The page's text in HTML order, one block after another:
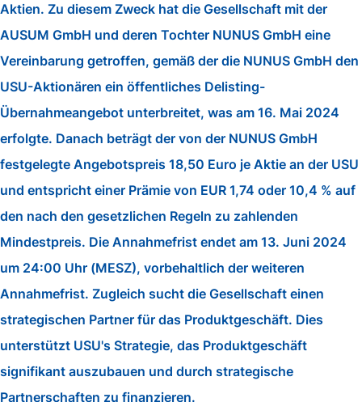
Aktien. Zu diesem Zweck hat die Gesellschaft mit der
AUSUM GmbH und deren Tochter NUNUS GmbH eine
Vereinbarung getroffen, gemäß der die NUNUS GmbH den
USU-Aktionären ein öffentliches Delisting-
Übernahmeangebot unterbreitet, was am 16. Mai 2024
erfolgte. Danach beträgt der von der NUNUS GmbH
festgelegte Angebotspreis 18,50 Euro je Aktie an der USU
und entspricht einer Prämie von EUR 1,74 oder 10,4 % auf
den nach den gesetzlichen Regeln zu zahlenden
Mindestpreis. Die Annahmefrist endet am 13. Juni 2024
um 24:00 Uhr (MESZ), vorbehaltlich der weiteren
Annahmefrist. Zugleich sucht die Gesellschaft einen
strategischen Partner für das Produktgeschäft. Dies
unterstützt USU's Strategie, das Produktgeschäft
signifikant auszubauen und durch strategische
Partnerschaften zu finanzieren.